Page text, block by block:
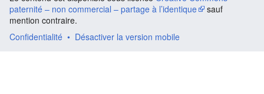
paternité – non commercial – partage à l’identique
sauf
mention contraire.
Confidentialité
Désactiver la version mobile